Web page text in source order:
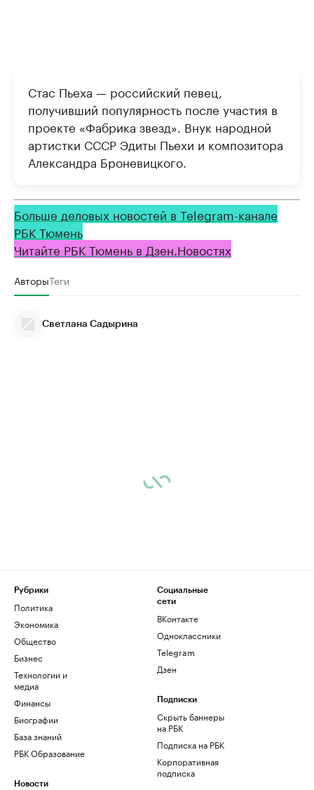
Стас Пьеха — российский певец,
получивший популярность после участия в
проекте «Фабрика звезд». Внук народной
артистки СССР Эдиты Пьехи и композитора
Александра Броневицкого.
Больше деловых новостей в Telegram-канале
РБК Тюмень
Читайте РБК Тюмень в Дзен.Новостях
АвторыТеги
Светлана Садырина
Рубрики
Политика
Экономика
Общество
Бизнес
Технологии и
медиа
Финансы
Биографии
База знаний
РБК Образование
Новости
Социальные
сети
ВКонтакте
Одноклассники
Telegram
Дзен
Подписки
Скрыть баннеры
на РБК
Подписка на РБК
Корпоративная
подписка